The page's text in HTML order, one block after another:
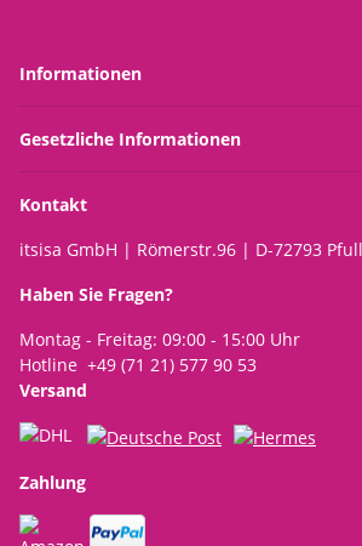
Informationen
Gesetzliche Informationen
Kontakt
itsisa GmbH | Römerstr.96 | D-72793
Haben Sie Fragen?
Montag - Freitag: 09:00 - 15:00 Uhr
Hotline +49 (71 21) 577 90 53
Versand
Zahlung